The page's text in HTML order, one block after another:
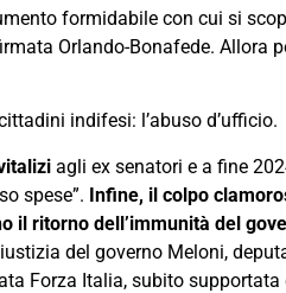
formidabile con cui si
Orlando-Bonafede. Allora
indifesi: l’abuso d’ufficio.
agli ex senatori e a fine
spese”. Infine, il colpo
il ritorno dell’immunità del
del governo Meloni,
Forza Italia, subito supportata